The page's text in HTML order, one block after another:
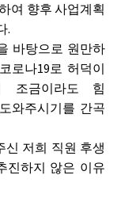
여 향후 사업계획
.
바탕으로 원만하
로나19로 허덕이
조금이라도 힘
와주시기를 간곡
신 저희 직원 후생
진하지 않은 이유